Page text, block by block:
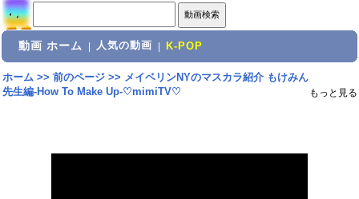
動画 ホーム 人気の動画 K-POP
ホーム>> 前のページ>> メイベリンNYのマスカラ紹介 もけみん
先生編-How To Make Up-♡mimiTV♡
もっと見る